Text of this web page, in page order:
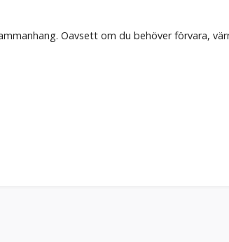
Oavsett om du behöver förvara,